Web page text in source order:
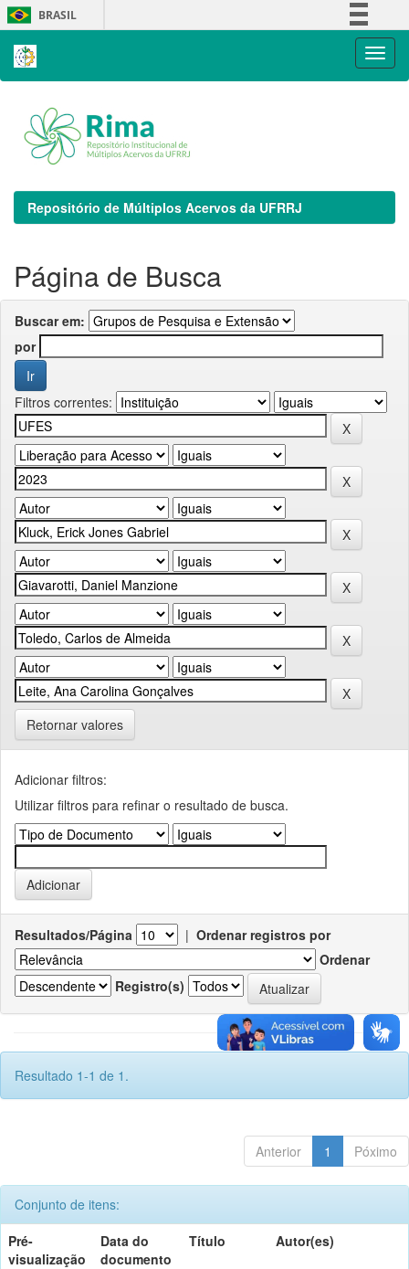
Skip
navigation
BRASIL
Repositório de Múltiplos Acervos da UFRRJ
Página de Busca
Buscar em:
por
Filtros correntes:
Retornar valores
Adicionar filtros:
Utilizar filtros para refinar o resultado de busca.
Resultados/Página | Ordenar registros por
Ordenar
Registro(s)
Resultado 1-1 de 1.
Anterior 1 Póximo
Conjunto de itens:
Pré-
visualização
Data do
documento
Título Autor(es)